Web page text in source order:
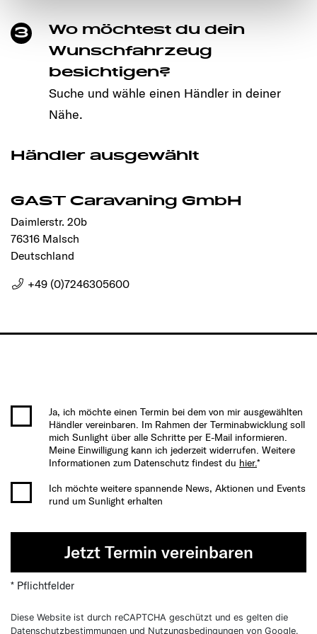
den störungsfreien Betrieb der Webseite und die
Ermöglichung der Seitennavigation erforderlich sind.
3
Wo möchtest du dein
Wunschfahrzeug
besichtigen?
Suche und wähle einen Händler in deiner
Nähe.
Händler ausgewählt
GAST Caravaning GmbH
Daimlerstr. 20b
76316 Malsch
Deutschland
+49 (0)7246305600
Ja, ich möchte einen Termin bei dem von mir ausgewählten
Händler vereinbaren. Im Rahmen der Terminabwicklung soll
mich Sunlight über alle Schritte per E-Mail informieren.
Meine Einwilligung kann ich jederzeit widerrufen. Weitere
Informationen zum Datenschutz findest du hier.*
Ich möchte weitere spannende News, Aktionen und Events
rund um Sunlight erhalten
Jetzt Termin vereinbaren
* Pflichtfelder
Diese Website ist durch reCAPTCHA geschützt und es gelten die
Datenschutzbestimmungen und Nutzungsbedingungen von Google.